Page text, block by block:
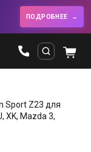
ПОДРОБНЕЕ
Sport Z23 для
XK, Mazda 3,